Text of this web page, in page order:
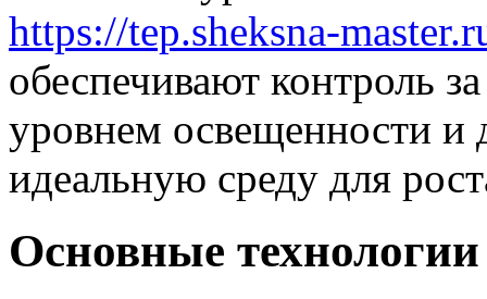
https://tep.sheksna-
обеспечивают контроль
уровнем освещенности и
идеальную среду для
Основные